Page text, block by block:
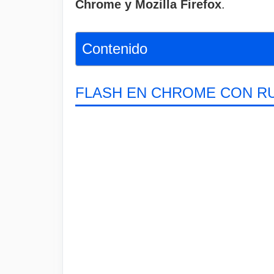
Chrome y Mozilla Firefox.
Contenido
FLASH EN CHROME CON